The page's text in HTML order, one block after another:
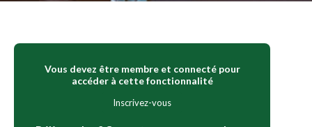
Vous devez être membre et connecté pour
accéder à cette fonctionnalité
Inscrivez-vous